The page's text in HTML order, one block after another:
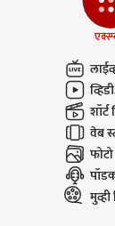
वेब
मुव्ही